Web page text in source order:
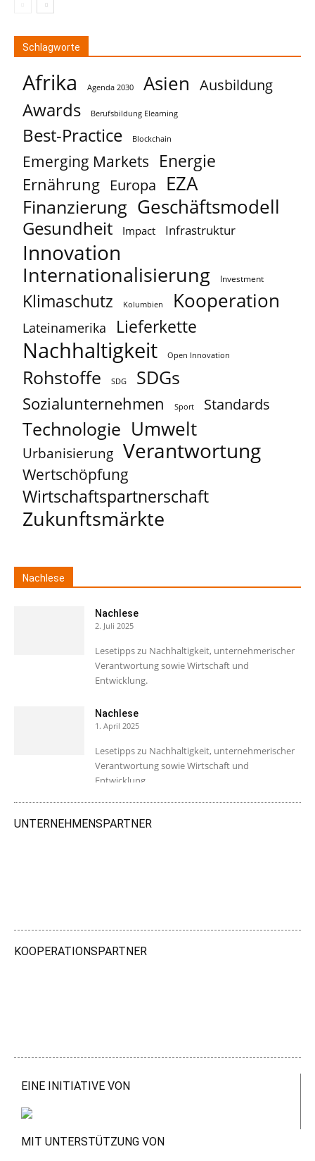
Schlagworte
Afrika Agenda 2030 Asien Ausbildung
Awards Berufsbildung Elearning
Best-Practice Blockchain
Emerging Markets Energie
Ernährung Europa EZA
Finanzierung Geschäftsmodell
Gesundheit Impact Infrastruktur
Innovation
Internationalisierung Investment
Klimaschutz Kolumbien Kooperation
Lateinamerika Lieferkette
Nachhaltigkeit Open Innovation
Rohstoffe SDG SDGs
Sozialunternehmen Sport Standards
Technologie Umwelt
Urbanisierung Verantwortung
Wertschöpfung
Wirtschaftspartnerschaft
Zukunftsmärkte
Nachlese
Nachlese
2. Juli 2025
Lesetipps zu Nachhaltigkeit, unternehmerischer
Verantwortung sowie Wirtschaft und
Entwicklung.
Nachlese
1. April 2025
Lesetipps zu Nachhaltigkeit, unternehmerischer
Verantwortung sowie Wirtschaft und
Entwicklung.
UNTERNEHMENSPARTNER
KOOPERATIONSPARTNER
EINE INITIATIVE VON
MIT UNTERSTÜTZUNG VON